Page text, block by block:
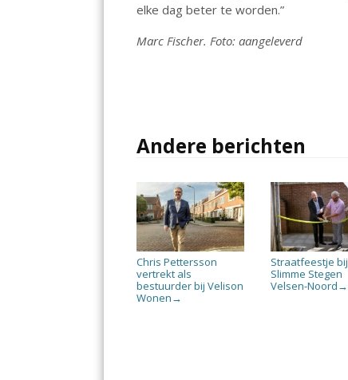
elke dag beter te worden.”
Marc Fischer. Foto: aangeleverd
Andere berichten
Chris Pettersson
vertrekt als
bestuurder bij Velison
Wonen →
Straatfeestje bij
Slimme Stegen
Velsen-Noord →